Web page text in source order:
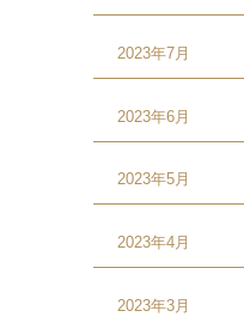
2023年7月
2023年6月
2023年5月
2023年4月
2023年3月